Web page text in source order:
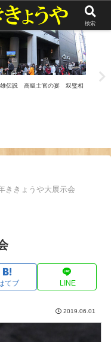
ト
雄伝説 高級士官の宴 双璧相
ききょうや大展示会
てブ LINE
2019.06.01
検索